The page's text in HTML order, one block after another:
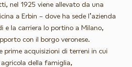
nel 1925 viene allevato da una
a Erbin – dove ha sede l’azienda
e la carriera lo portino a Milano,
con il borgo veronese.
prime acquisizioni di terreni in cui
della famiglia,